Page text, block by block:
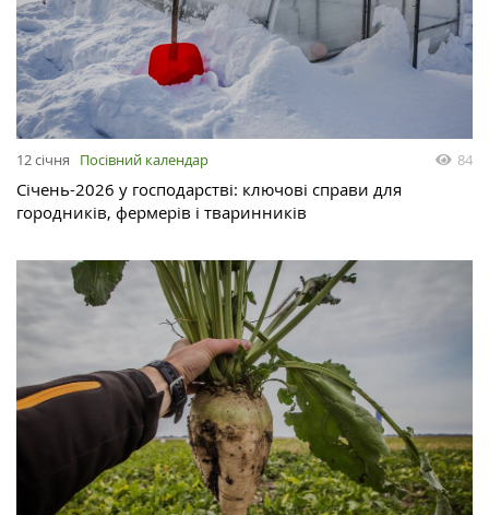
12 січня Посівний календар 84
Січень-2026 у господарстві: ключові справи для
городників, фермерів і тваринників